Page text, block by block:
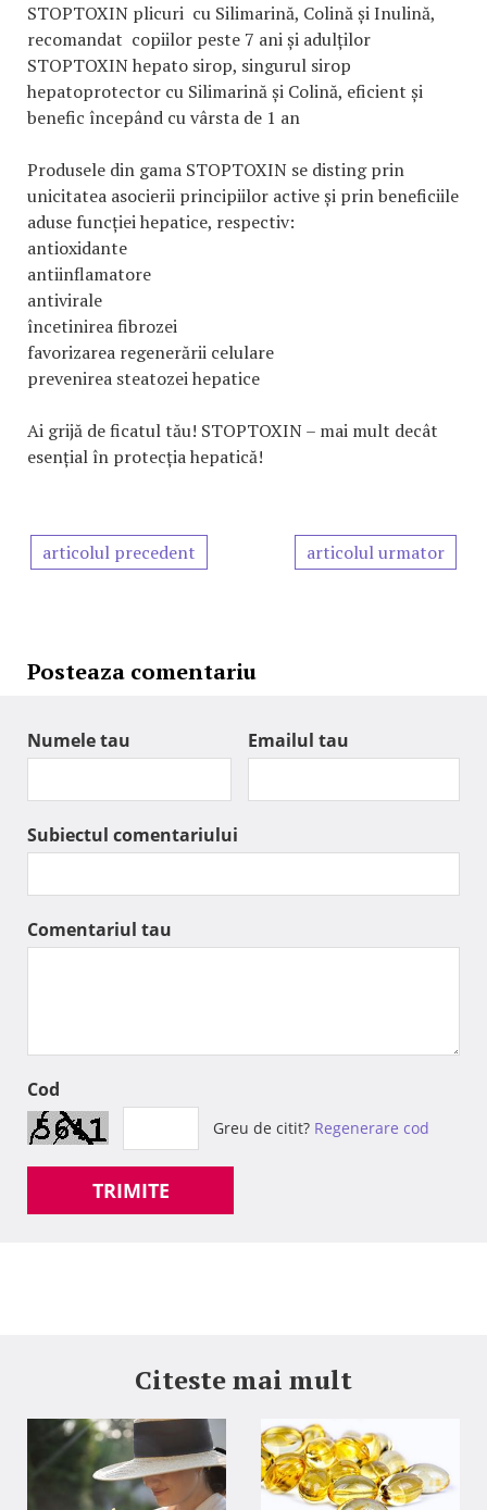
STOPTOXIN plicuri cu Silimarină, Colină și Inulină,
recomandat copiilor peste 7 ani și adulților
STOPTOXIN hepato sirop, singurul sirop
hepatoprotector cu Silimarină și Colină, eficient și
benefic începând cu vârsta de 1 an
Produsele din gama STOPTOXIN se disting prin
unicitatea asocierii principiilor active și prin beneficiile
aduse funcției hepatice, respectiv:
antioxidante
antiinflamatore
antivirale
încetinirea fibrozei
favorizarea regenerării celulare
prevenirea steatozei hepatice
Ai grijă de ficatul tău! STOPTOXIN – mai mult decât
esențial în protecția hepatică!
articolul precedent articolul urmator
Posteaza comentariu
Numele tau Emailul tau
Subiectul comentariului
Comentariul tau
Cod
Greu de citit? Regenerare cod
TRIMITE
Citeste mai mult